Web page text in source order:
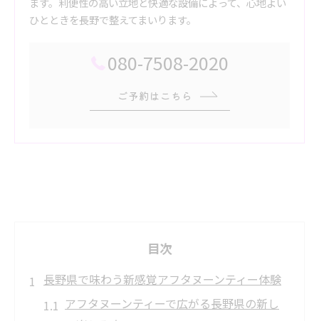
ひとときを長野で整えてまいります。
080-7508-2020
ご予約はこちら
目次
長野県で味わう新感覚アフタヌーンティー体験
アフタヌーンティーで広がる長野県の新し